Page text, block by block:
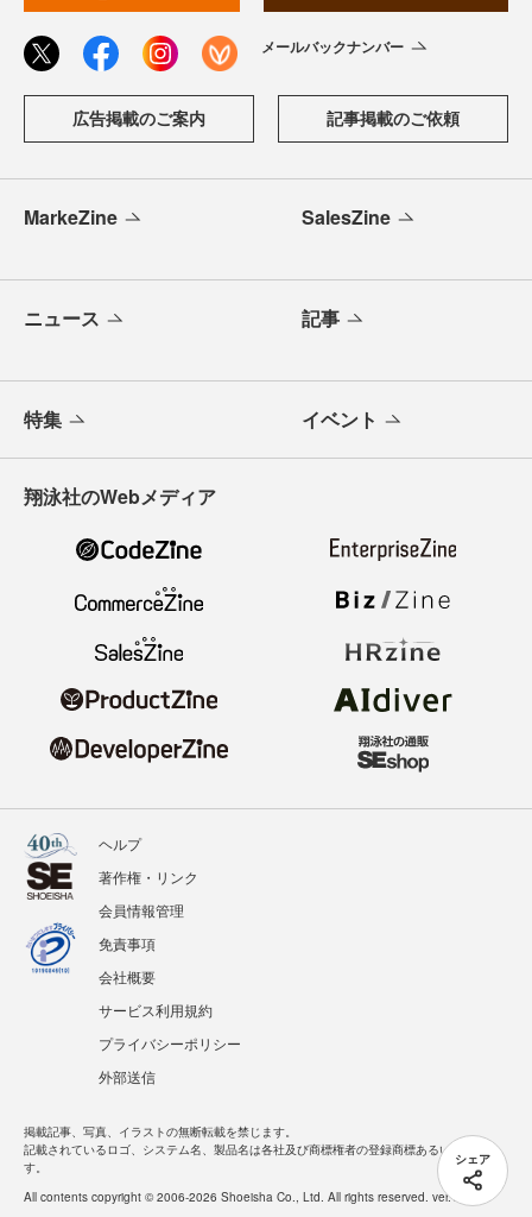
シェア
メールバックナンバー
広告掲載のご案内 記事掲載のご依頼
MarkeZine SalesZine
ニュース 記事
特集 イベント
翔泳社のWebメディア
ヘルプ
著作権・リンク
会員情報管理
免責事項
会社概要
サービス利用規約
プライバシーポリシー
外部送信
掲載記事、写真、イラストの無断転載を禁じます。
記載されているロゴ、システム名、製品名は各社及び商標権者の登録商標あるいは商標で
す。
All contents copyright © 2006-2026 Shoeisha Co., Ltd. All rights reserved. ver.1.5